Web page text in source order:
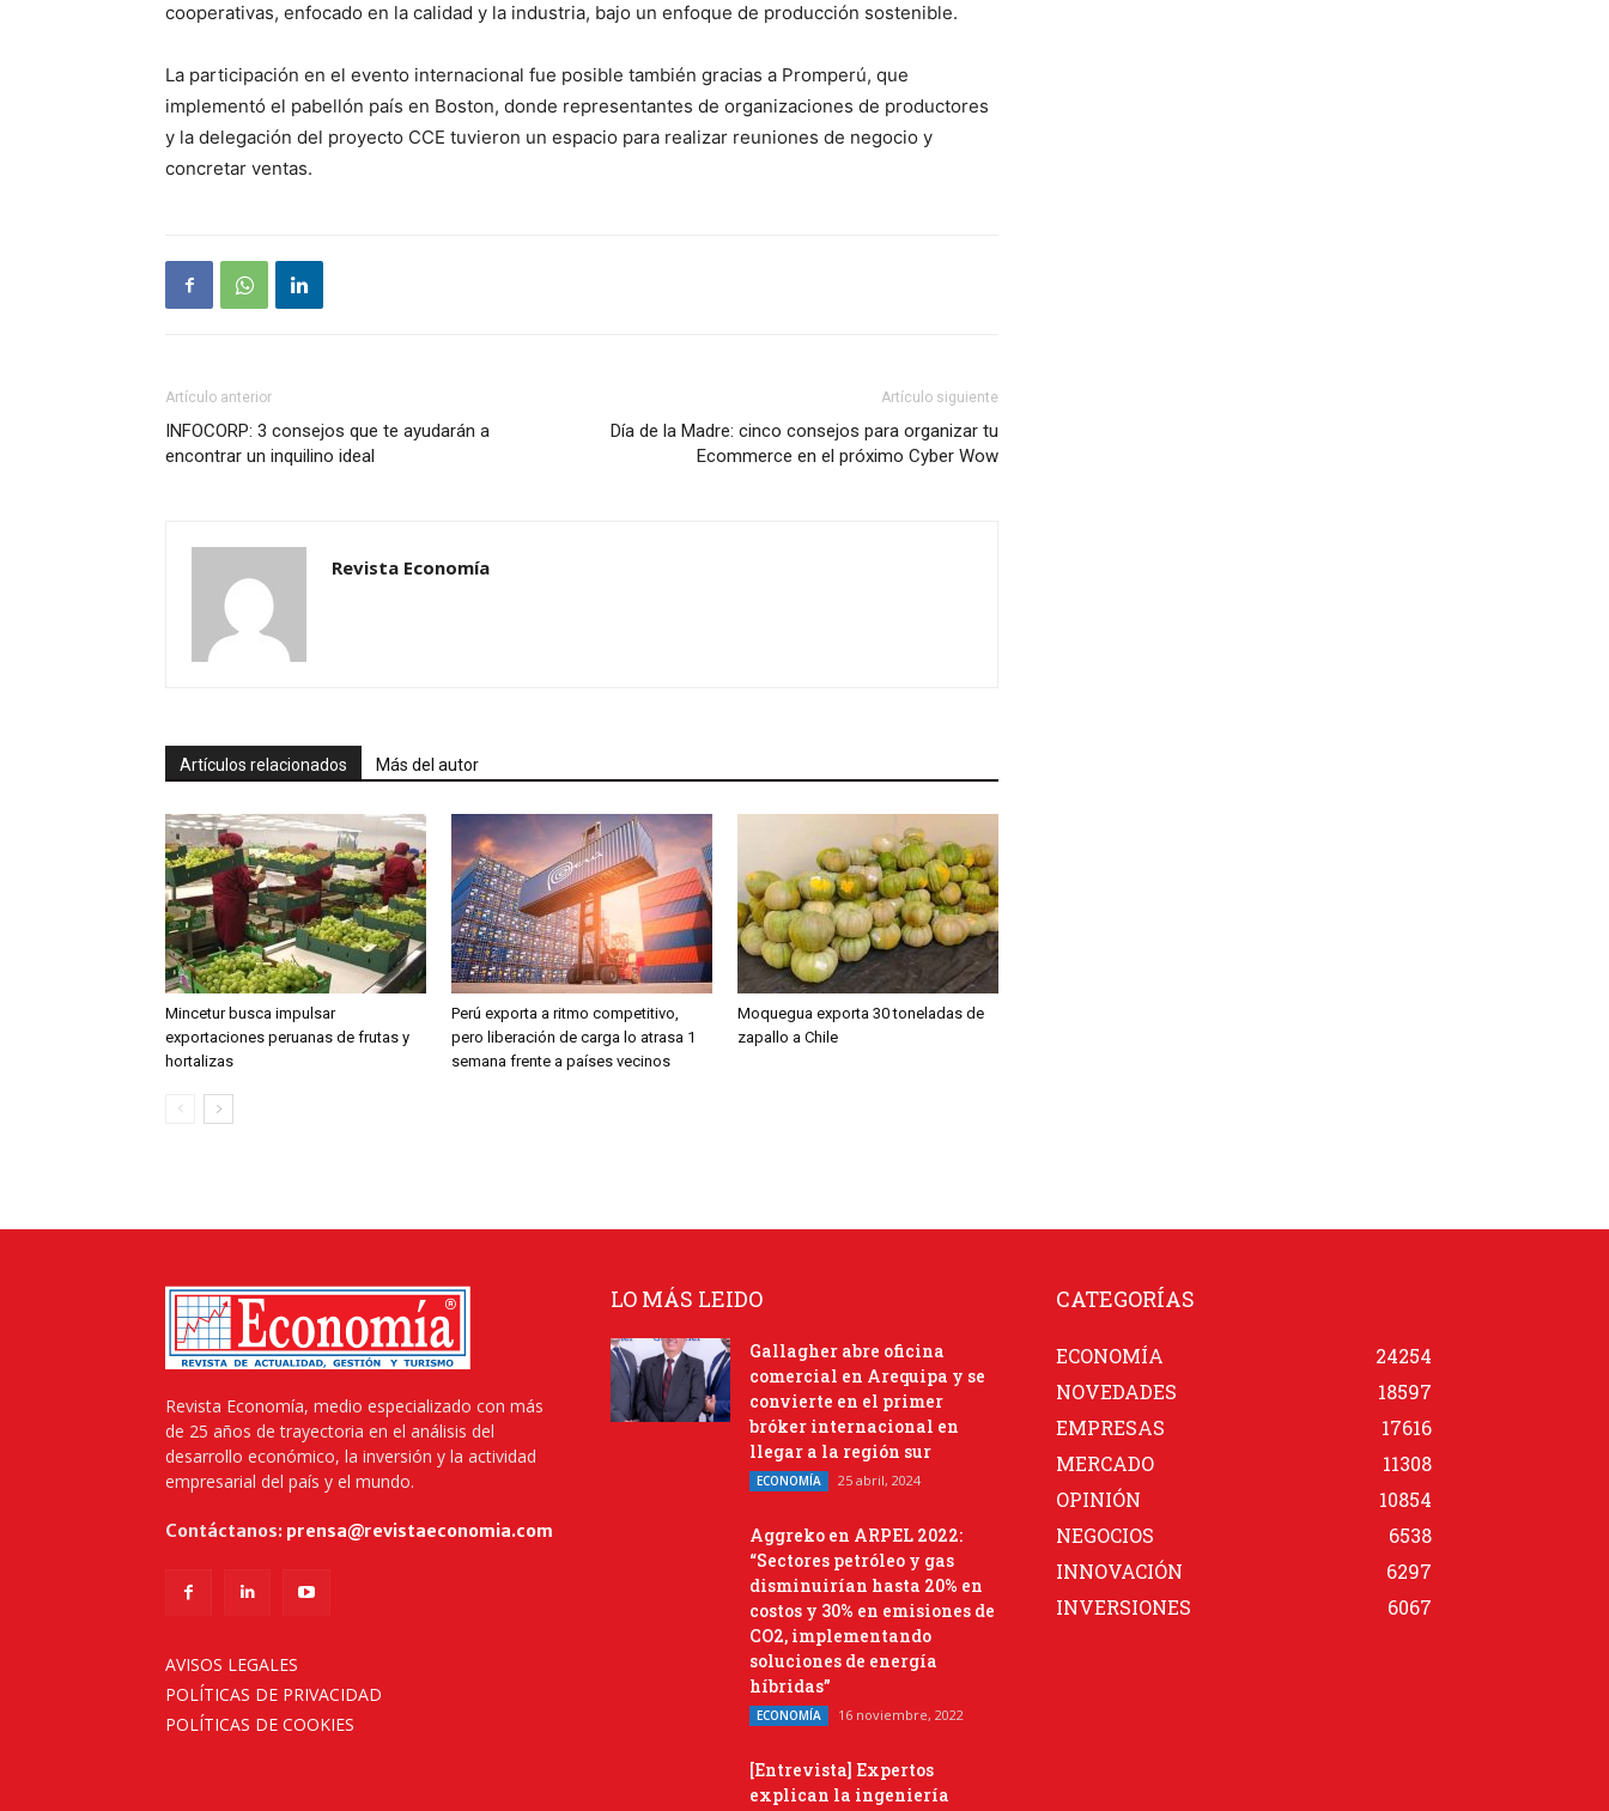
cooperativas, enfocado en la calidad y la industria, bajo un enfoque de producción sostenible.
La participación en el evento internacional fue posible también gracias a Promperú, que
implementó el pabellón país en Boston, donde representantes de organizaciones de productores
y la delegación del proyecto CCE tuvieron un espacio para realizar reuniones de negocio y
concretar ventas.
Artículo anterior
INFOCORP: 3 consejos que te ayudarán a
encontrar un inquilino ideal
Artículo siguiente
Día de la Madre: cinco consejos para organizar tu
Ecommerce en el próximo Cyber Wow
Revista Economía
Artículos relacionados Más del autor
Mincetur busca impulsar
exportaciones peruanas de frutas y
hortalizas
Perú exporta a ritmo competitivo,
pero liberación de carga lo atrasa 1
semana frente a países vecinos
Moquegua exporta 30 toneladas de
zapallo a Chile
Revista Economía, medio especializado con más
de 25 años de trayectoria en el análisis del
desarrollo económico, la inversión y la actividad
empresarial del país y el mundo.
Contáctanos: prensa@revistaeconomia.com
AVISOS LEGALES
POLÍTICAS DE PRIVACIDAD
POLÍTICAS DE COOKIES
LO MÁS LEIDO
Gallagher abre oficina
comercial en Arequipa y se
convierte en el primer
bróker internacional en
llegar a la región sur
ECONOMÍA 25 abril, 2024
Aggreko en ARPEL 2022:
“Sectores petróleo y gas
disminuirían hasta 20% en
costos y 30% en emisiones de
CO2, implementando
soluciones de energía
híbridas”
ECONOMÍA 16 noviembre, 2022
[Entrevista] Expertos
explican la ingeniería
CATEGORÍAS
ECONOMÍA
24254
NOVEDADES
18597
EMPRESAS
17616
MERCADO
11308
OPINIÓN
10854
NEGOCIOS
6538
INNOVACIÓN
6297
INVERSIONES
6067